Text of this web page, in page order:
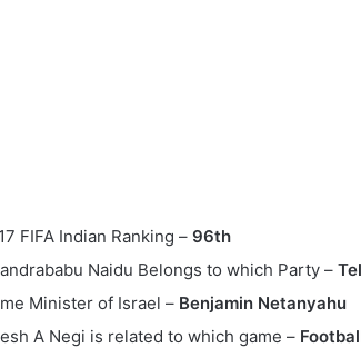
FIFA Indian Ranking – 96th
Naidu Belongs to which Party –
Minister of Israel – Benjamin Netanyahu
A Negi is related to which game –